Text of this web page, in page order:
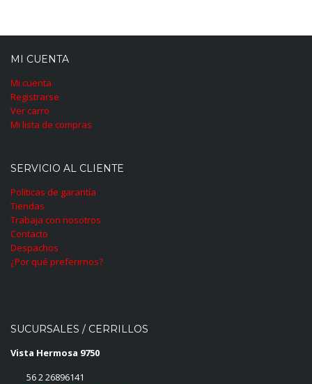
MI CUENTA
Mi cuenta
Registrarse
Ver carro
Mi lista de compras
SERVICIO AL CLIENTE
Políticas de garantía
Tiendas
Trabaja con nosotros
Contacto
Despachos
¿Por qué preferirnos?
SUCURSALES / CERRILLOS
Vista Hermosa 9750
56 2 26896141